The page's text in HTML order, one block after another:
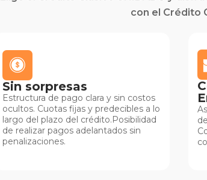
con el Crédito
Sin sorpresas
Estructura de pago clara y sin costos
ocultos. Cuotas fijas y predecibles a lo
largo del plazo del crédito.Posibilidad
de realizar pagos adelantados sin
penalizaciones.